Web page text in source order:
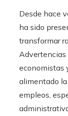
Desde hace
ha sido
transformar
Advertencias
economistas
alimentado
empleos,